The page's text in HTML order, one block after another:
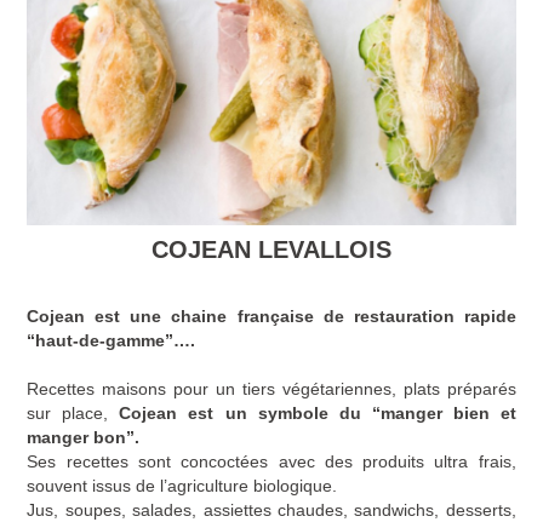
COJEAN LEVALLOIS
Cojean est une chaine française de restauration rapide
“haut-de-gamme”….
Recettes maisons pour un tiers végétariennes, plats préparés
sur place,
Cojean est un symbole du “manger bien et
manger bon”.
Ses recettes sont concoctées avec des produits ultra frais,
souvent issus de l’agriculture biologique.
Jus, soupes, salades, assiettes chaudes, sandwichs, desserts,